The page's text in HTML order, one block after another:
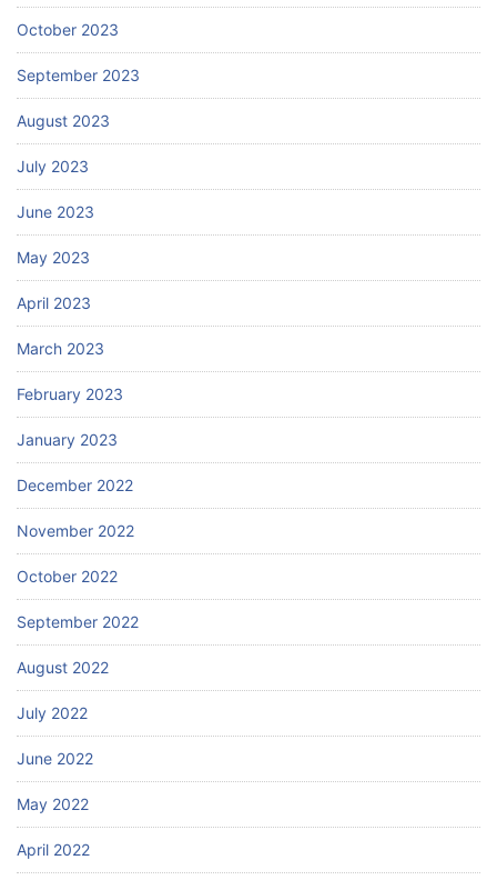
October 2023
September 2023
August 2023
July 2023
June 2023
May 2023
April 2023
March 2023
February 2023
January 2023
December 2022
November 2022
October 2022
September 2022
August 2022
July 2022
June 2022
May 2022
April 2022